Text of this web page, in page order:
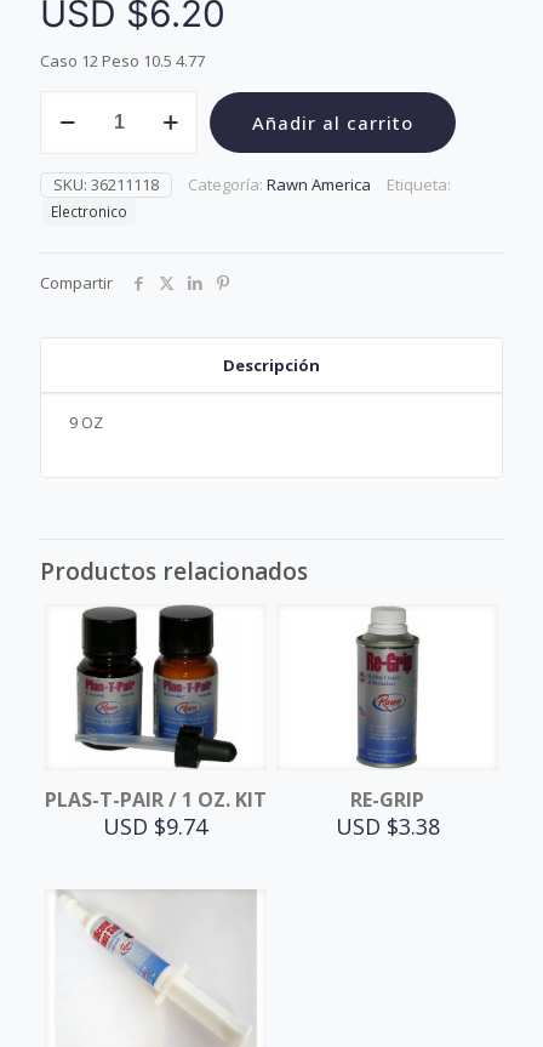
USD $6.20
Caso 12 Peso 10.5 4.77
CONTACT
cantidad
Añadir al carrito
SKU: 36211118 Categoría: Rawn America Etiqueta:
Electronico
Compartir
Descripción
9 OZ
Productos relacionados
PLAS-T-PAIR / 1 OZ. KIT
USD $9.74
RE-GRIP
USD $3.38